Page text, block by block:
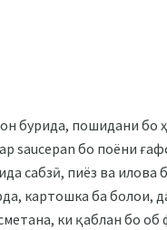
бурида, пошидани бо
saucepan бо поёни
сабзӣ, пиёз ва
картошка ба болои,
ки қаблан бо